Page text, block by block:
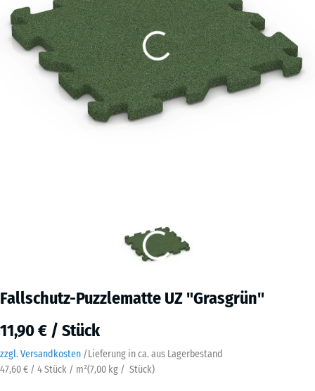
Fallschutz-Puzzlematte UZ "Grasgrün"
11,90 € / Stück
zzgl. Versandkosten /Lieferung in ca. aus Lagerbestand
47,60 € / 4 Stück / m²(7,00 kg / Stück)